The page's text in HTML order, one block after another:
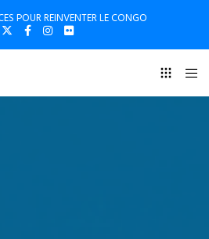
POUR REINVENTER LE CONGO